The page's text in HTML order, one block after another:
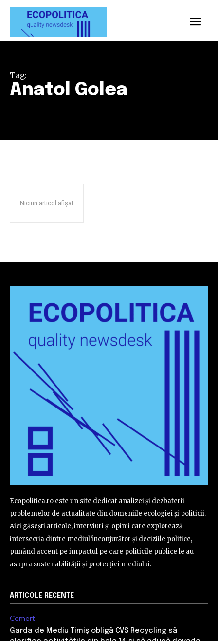
Tag:
Anatol Golea
Niciun articol afișat
Ecopolitica.ro este un site dedicat analizei și dezbaterii
problemelor de actualitate din domeniile ecologiei și politicii.
Aici găsești articole, interviuri și opinii care explorează
intersecția dintre mediul înconjurător și deciziile politice,
punând accent pe impactul pe care politicile publice le au
asupra sustenabilității și protecției mediului.
ARTICOLE RECENTE
Comert
Garda de Mediu Timiș obligă CVS Recycling să